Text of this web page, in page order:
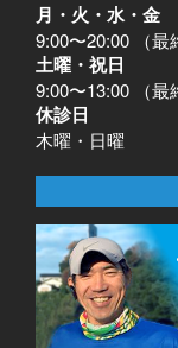
月・火・水・金
9:00〜20:00 （最
土曜・祝日
9:00〜13:00 （最
休診日
木曜・日曜